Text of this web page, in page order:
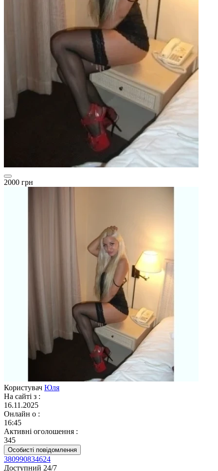
2000 грн
Користувач Юля
На сайті з :
16.11.2025
Онлайн о :
16:45
Активні оголошення :
345
Особисті повідомлення
380990834624
Доступний 24/7